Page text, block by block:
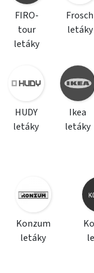
FIRO-
tour
letáky
Frosch
letáky
HUDY
letáky
Ikea
letáky
Konzum
letáky